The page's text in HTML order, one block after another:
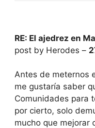
RE: El ajedrez en
post by Herodes –
Antes de meternos
me gustaría saber
Comunidades para
por cierto, solo
mucho que mejorar